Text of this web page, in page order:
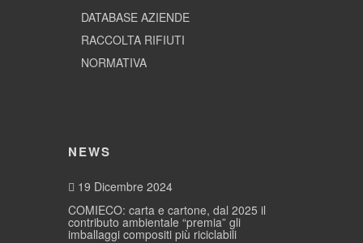
DATABASE AZIENDE
RACCOLTA RIFIUTI
NORMATIVA
NEWS
19 Dicembre 2024
COMIECO: carta e cartone, dal 2025 il
contributo ambientale “premia” gli
imballaggi compositi più riciclabili